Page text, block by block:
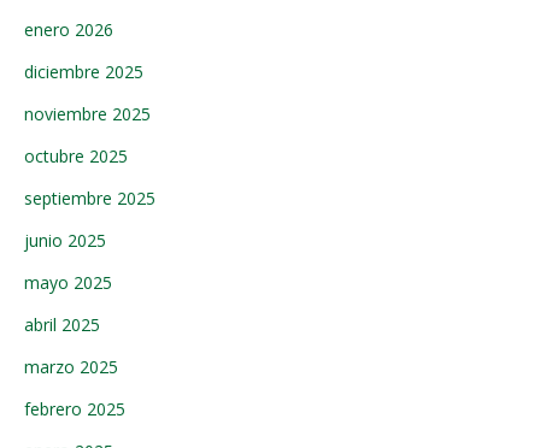
enero 2026
diciembre 2025
noviembre 2025
octubre 2025
septiembre 2025
junio 2025
mayo 2025
abril 2025
marzo 2025
febrero 2025